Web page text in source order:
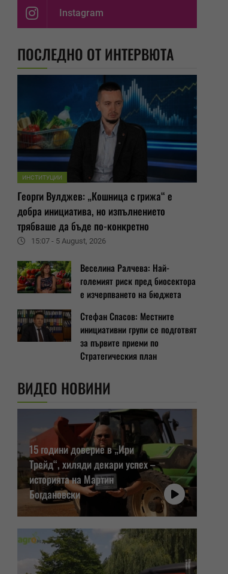
Instagram
ПОСЛЕДНО ОТ ИНТЕРВЮТА
ИНСТИТУЦИИ
Георги Вулджев: „Кошница с грижа“ е
добра инициатива, но изпълнението
трябваше да бъде по-конкретно
15:07 - 5 August, 2026
Веселина Ралчева: Най-
големият риск пред биосектора
е изчерпването на бюджета
Стефан Спасов: Местните
инициативни групи се подготвят
за първите приеми по
Стратегическия план
ВИДЕО НОВИНИ
15 години доверие в „Ири
Трейд“, хиляди декари успех –
историята на Мартин
Богдановски